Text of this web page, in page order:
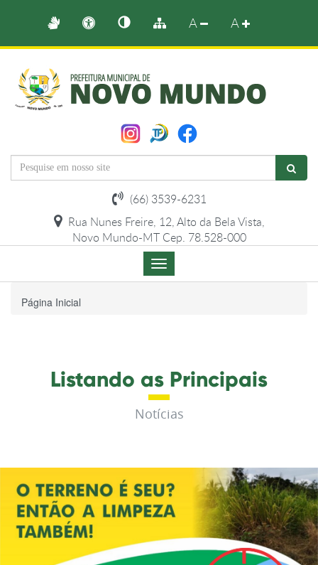
A A
(66) 3539-6231
Rua Nunes Freire, 12, Alto da Bela Vista,
Novo Mundo-MT Cep. 78.528-000
Menu
de
Página Inicial
Listando as Principais
Notícias